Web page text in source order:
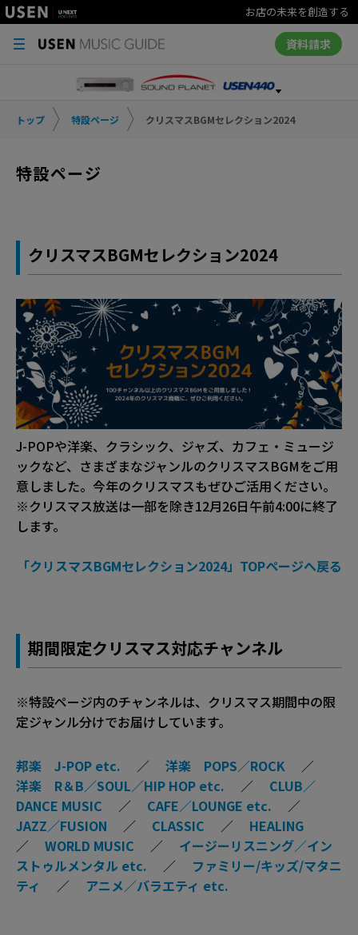
お店の未来を創造する
資料請求
トップ 特設ページ クリスマスBGMセレクション2024
特設ページ
クリスマスBGMセレクション2024
J-POPや洋楽、クラシック、ジャズ、カフェ・ミュージ
ックなど、さまざまなジャンルのクリスマスBGMをご用
意しました。今年のクリスマスもぜひご活用ください。
※クリスマス放送は一部を除き12月26日午前4:00に終了
します。
「クリスマスBGMセレクション2024」TOPページへ戻る
期間限定クリスマス対応チャンネル
※特設ページ内のチャンネルは、クリスマス期間中の限
定ジャンル分けでお届けしています。
邦楽 J-POP etc. ／ 洋楽 POPS／ROCK ／
洋楽 R＆B／SOUL／HIP HOP etc. ／ CLUB／
DANCE MUSIC ／ CAFE／LOUNGE etc. ／
JAZZ／FUSION ／ CLASSIC ／ HEALING
／ WORLD MUSIC ／ イージーリスニング／イン
ストゥルメンタル etc. ／ ファミリー/キッズ/マタニ
ティ
／ アニメ／バラエティ etc.